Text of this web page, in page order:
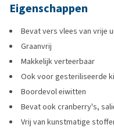
Eigenschappen
Bevat vers vlees van vrije
Graanvrij
Makkelijk verteerbaar
Ook voor gesteriliseerde
Boordevol eiwitten
Bevat ook cranberry's,
Vrij van kunstmatige